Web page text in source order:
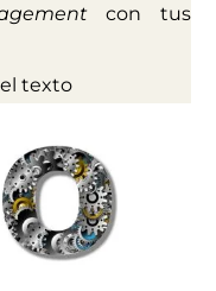
con tus
texto